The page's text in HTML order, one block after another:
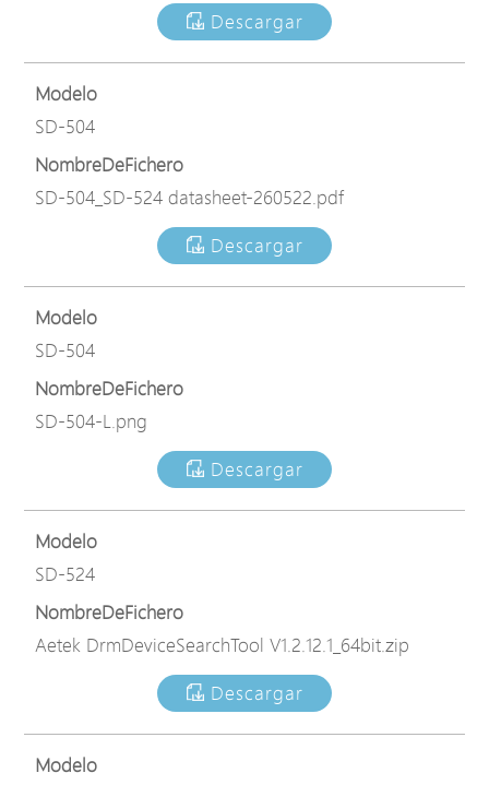
Descargar
Modelo
SD-504
NombreDeFichero
SD-504_SD-524 datasheet-260522.pdf
Descargar
Modelo
SD-504
NombreDeFichero
SD-504-L.png
Descargar
Modelo
SD-524
NombreDeFichero
Aetek DrmDeviceSearchTool V1.2.12.1_64bit.zip
Descargar
Modelo